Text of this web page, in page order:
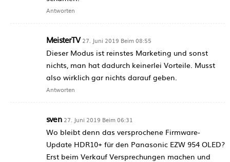
Antworten
MeisterTV 27. Juni 2019 Beim 08:55
Dieser Modus ist reinstes Marketing und sonst
nichts, man hat dadurch keinerlei Vorteile. Musst
also wirklich gar nichts darauf geben.
Antworten
sven 27. Juni 2019 Beim 06:31
Wo bleibt denn das versprochene Firmware-
Update HDR10+ für den Panasonic EZW 954 OLED?
Erst beim Verkauf Versprechungen machen und